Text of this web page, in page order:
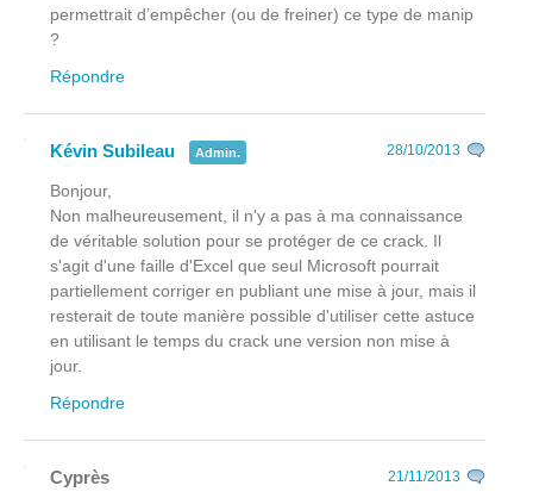
permettrait d’empêcher (ou de freiner) ce type de manip
?
Répondre
Kévin Subileau Admin. 28/10/2013
Bonjour,
Non malheureusement, il n'y a pas à ma connaissance
de véritable solution pour se protéger de ce crack. Il
s'agit d'une faille d'Excel que seul Microsoft pourrait
partiellement corriger en publiant une mise à jour, mais il
resterait de toute manière possible d'utiliser cette astuce
en utilisant le temps du crack une version non mise à
jour.
Répondre
Cyprès 21/11/2013